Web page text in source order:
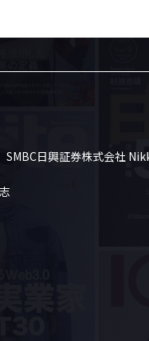
日興証券株式会社